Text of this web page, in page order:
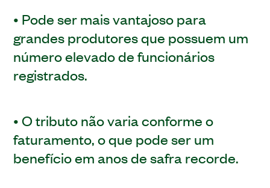
• Pode ser mais vantajoso para
grandes produtores que possuem um
número elevado de funcionários
registrados.
• O tributo não varia conforme o
faturamento, o que pode ser um
benefício em anos de safra recorde.